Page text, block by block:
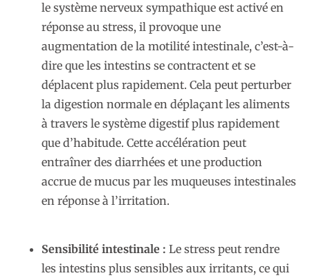
le système nerveux sympathique est activé en
réponse au stress, il provoque une
augmentation de la motilité intestinale, c’est-à-
dire que les intestins se contractent et se
déplacent plus rapidement. Cela peut perturber
la digestion normale en déplaçant les aliments
à travers le système digestif plus rapidement
que d’habitude. Cette accélération peut
entraîner des diarrhées et une production
accrue de mucus par les muqueuses intestinales
en réponse à l’irritation.
Sensibilité intestinale : Le stress peut rendre
les intestins plus sensibles aux irritants, ce qui